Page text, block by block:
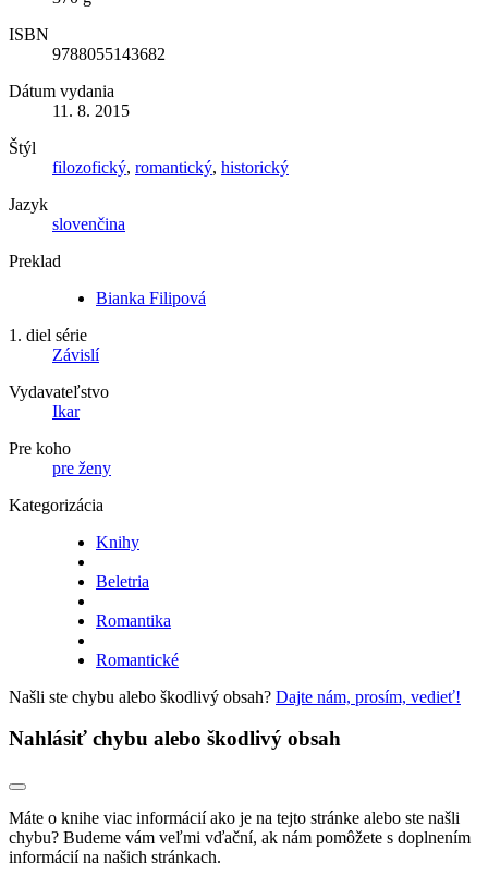
ISBN
9788055143682
Dátum vydania
11. 8. 2015
Štýl
filozofický, romantický, historický
Jazyk
slovenčina
Preklad
Bianka Filipová
1. diel série
Závislí
Vydavateľstvo
Ikar
Pre koho
pre ženy
Kategorizácia
Knihy
Beletria
Romantika
Romantické
Našli ste chybu alebo škodlivý obsah? Dajte nám, prosím, vedieť!
Nahlásiť chybu alebo škodlivý obsah
Máte o knihe viac informácií ako je na tejto stránke alebo ste našli
chybu? Budeme vám veľmi vďační, ak nám pomôžete s doplnením
informácií na našich stránkach.